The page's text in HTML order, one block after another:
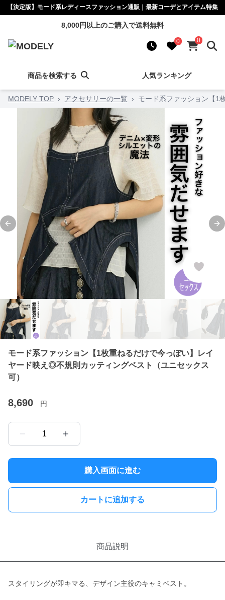
【決定版】モード系レディースファッション通販｜最新コーデとアイテム特集
8,000円以上のご購入で送料無料
0 0
商品を検索する 人気ランキング
MODELY TOP › アクセサリーの一覧 › モード系ファッション【1
Previous slide
モード系ファッション【1枚重ねるだけで今っぽい】レイ
ヤード映え◎不規則カッティングベスト（ユニセックス
可）
8,690 円
1
購入画面に進む
カートに追加する
商品説明
スタイリングが即キマる、デザイン主役のキャミベスト。